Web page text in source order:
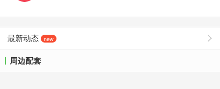
最新动态 new
周边配套